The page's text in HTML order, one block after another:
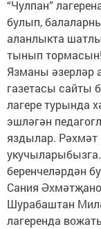
“Чулпан”
булып,
аланлыкта
тынып тормасын!
Язманы әзерләр
газетасы сайты
лагере турында
эшләгән
яздылар.
беренчеләрдән
Сания
Шурабаштан
лагеренда